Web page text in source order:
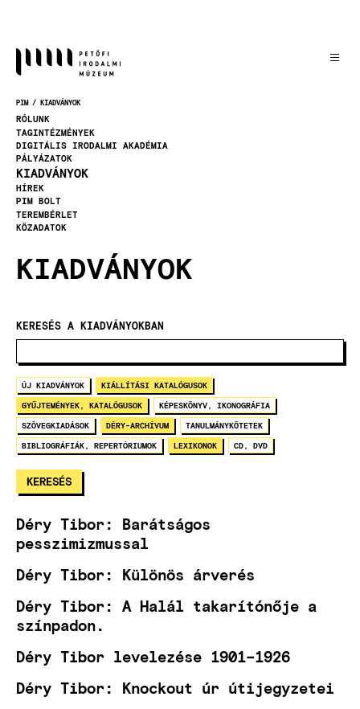
MORZSA
PIM KIADVÁNYOK
RÓLUNK
TAGINTÉZMÉNYEK
DIGITÁLIS IRODALMI AKADÉMIA
PÁLYÁZATOK
KIADVÁNYOK
HÍREK
PIM BOLT
TEREMBÉRLET
KÖZADATOK
KIADVÁNYOK
KERESÉS A KIADVÁNYOKBAN
ÚJ KIADVÁNYOK KIÁLLÍTÁSI KATALÓGUSOK
GYŰJTEMÉNYEK, KATALÓGUSOK KÉPESKÖNYV, IKONOGRÁFIA
SZÖVEGKIADÁSOK DÉRY-ARCHÍVUM TANULMÁNYKÖTETEK
BIBLIOGRÁFIÁK, REPERTÓRIUMOK LEXIKONOK CD, DVD
Déry Tibor: Barátságos
pesszimizmussal
Déry Tibor: Különös árverés
Déry Tibor: A Halál takarítónője a
színpadon.
Déry Tibor levelezése 1901–1926
Déry Tibor: Knockout úr útijegyzetei